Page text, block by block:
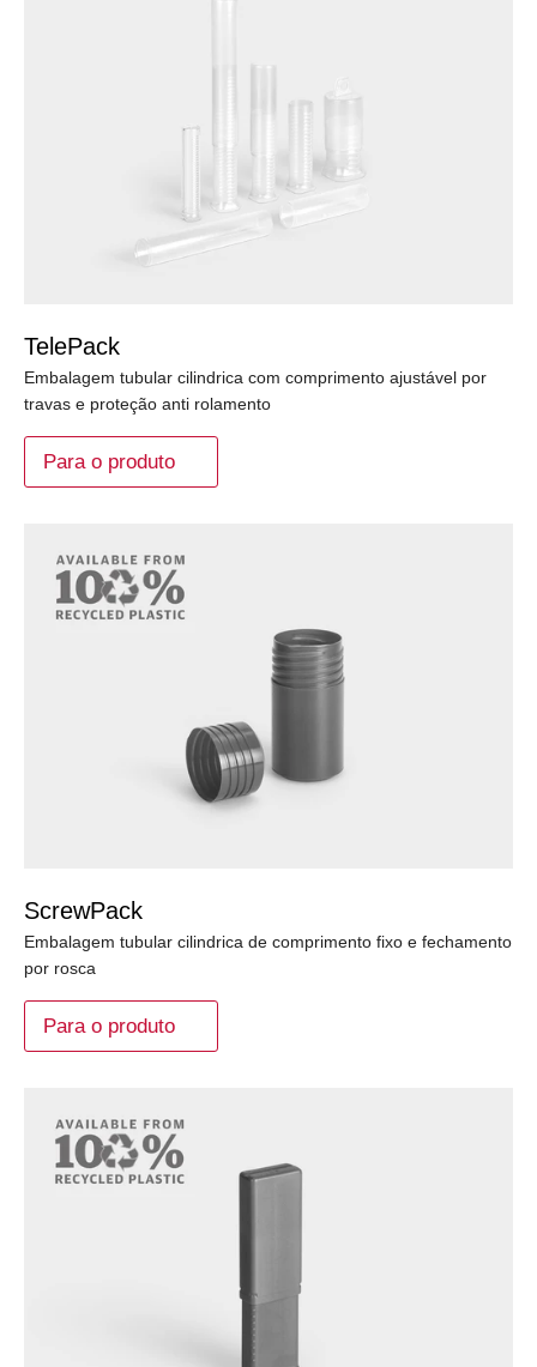
TelePack
Embalagem tubular cilindrica com comprimento ajustável por
travas e proteção anti rolamento
Para o produto
ScrewPack
Embalagem tubular cilindrica de comprimento fixo e fechamento
por rosca
Para o produto